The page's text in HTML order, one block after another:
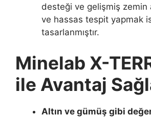
desteği ve gelişmiş zemin
ve hassas tespit yapmak
tasarlanmıştır.
Minelab X-
ile Avantaj
Altın ve gümüş gibi